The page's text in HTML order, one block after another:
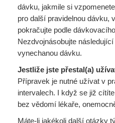
dávku, jakmile si
pro další pravidelnou dávku,
pokračujte podle
Nezdvojnásobujte
vynechanou dávku.
Jestliže jste přestal(a)
Přípravek je nutné užívat v
intervalech. I když se již
bez vědomí lékaře,
Máte-li jakékoli další otázky